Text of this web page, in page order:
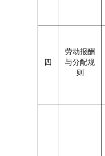
四
劳动报酬
与分配规
则